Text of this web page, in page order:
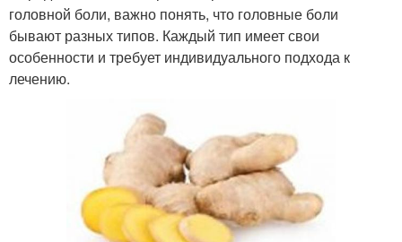
головной боли, важно понять, что головные боли
бывают разных типов. Каждый тип имеет свои
особенности и требует индивидуального подхода к
лечению.